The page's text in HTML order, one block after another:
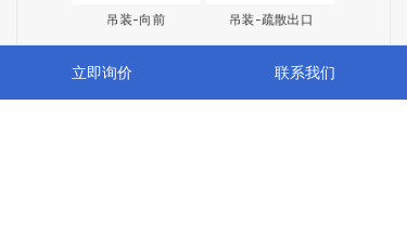
立即询价 联系我们
吊装-向前 吊装-疏散出口
蓝机机电
关于我们 产品中心 一键拨打